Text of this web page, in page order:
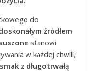
do
źródłem
stanowi
w każdej chwili,
z długotrwałą